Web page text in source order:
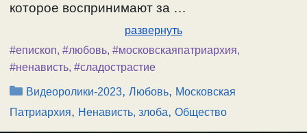
которое воспринимают за …
развернуть
#епископ, #любовь, #московскаяпатриархия,
#ненависть, #сладострастие
Рубрики
Видеоролики-2023,Любовь, Московская
Патриархия, Ненависть, злоба, Общество